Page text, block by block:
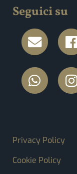
Seguici su
FOOTER MENU
Privacy Policy
Cookie Policy